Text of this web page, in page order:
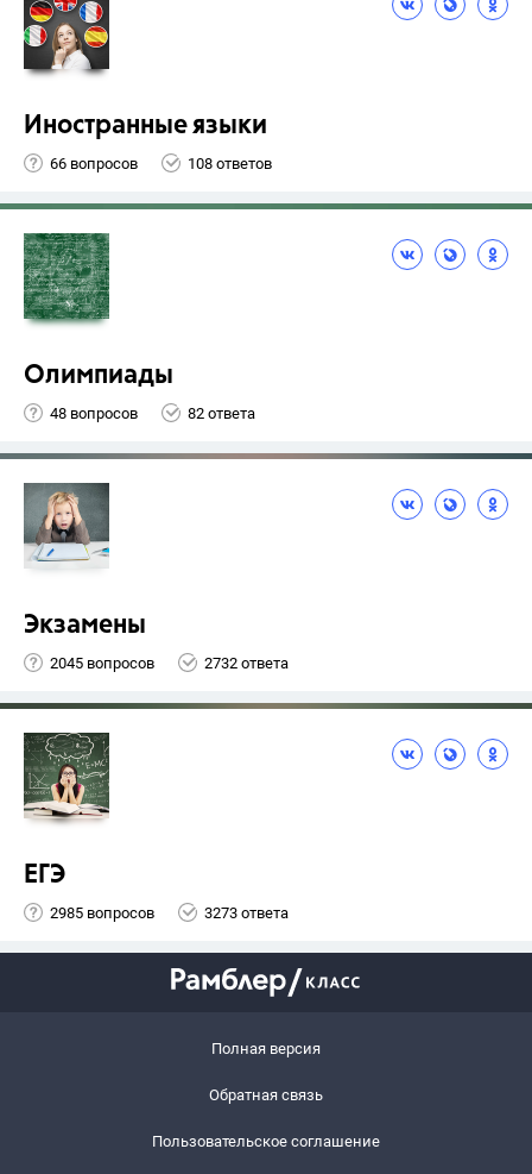
Иностранные языки
66 вопросов 108 ответов
Олимпиады
48 вопросов 82 ответа
Экзамены
2045 вопросов 2732 ответа
ЕГЭ
2985 вопросов 3273 ответа
Полная версия
Обратная связь
Пользовательское соглашение